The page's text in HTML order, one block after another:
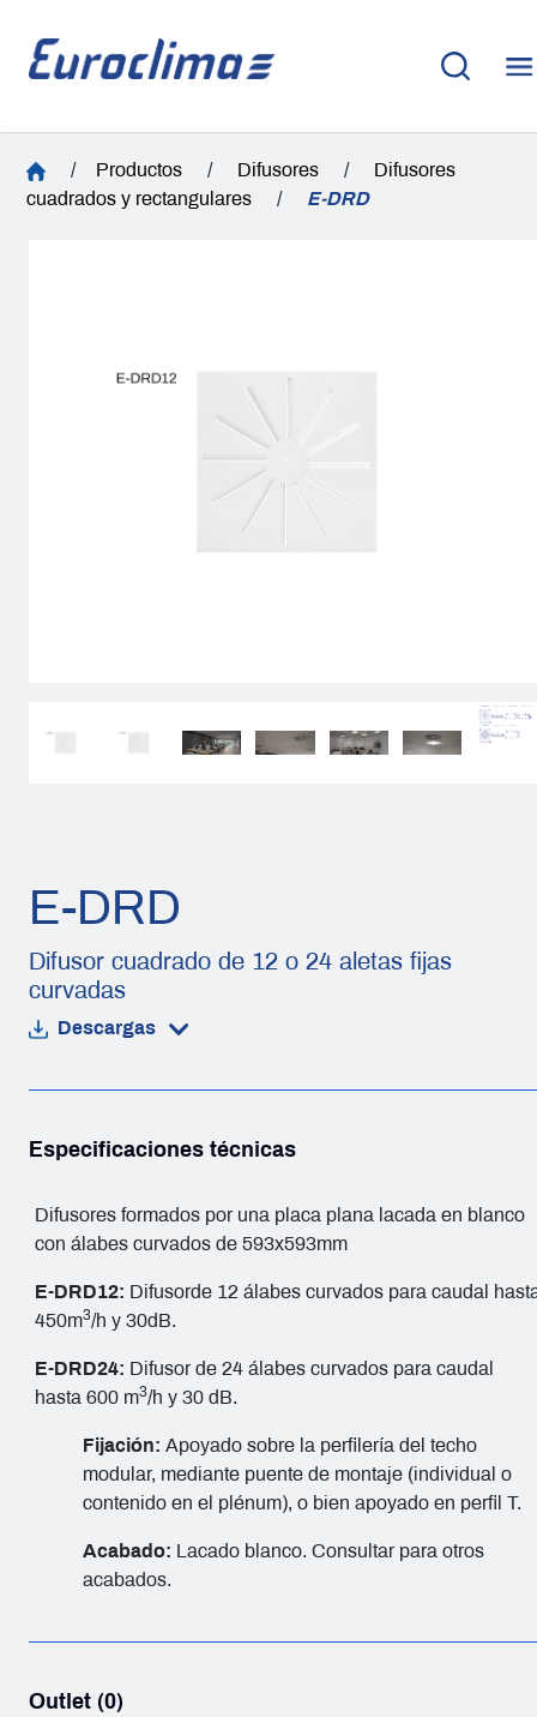
/ Productos / Difusores /
Difusores
cuadrados y rectangulares
/ E-DRD
E-DRD
Difusor cuadrado de 12 o 24 aletas fijas
curvadas
Descargas
Especificaciones técnicas
Difusores formados por una placa plana lacada en blanco
con álabes curvados de 593x593mm
E-DRD12: Difusorde 12 álabes curvados para caudal
450m3/h y 30dB.
E-DRD24: Difusor de 24 álabes curvados para caudal
hasta 600 m3/h y 30 dB.
Fijación: Apoyado sobre la perfilería del techo
modular, mediante puente de montaje (individual o
contenido en el plénum), o bien apoyado en perfil T.
Acabado: Lacado blanco. Consultar para otros
acabados.
Outlet (0)